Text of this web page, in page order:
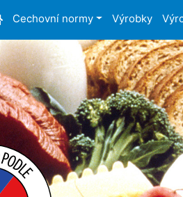
Cechovní normy Výrobky